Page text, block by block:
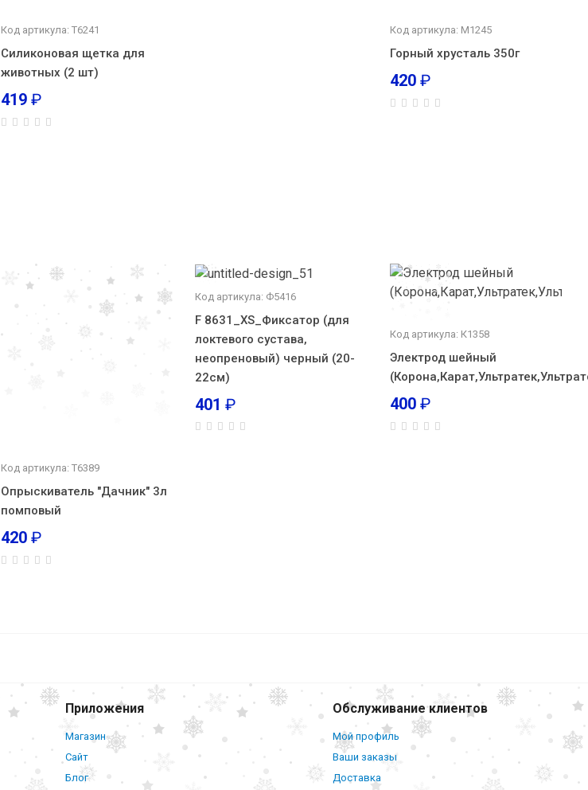
Код артикула: Т6241
Силиконовая щетка для
животных (2 шт)
419 ₽
Код артикула: М1245
Горный хрусталь 350г
420 ₽
Код артикула: Т6389
Опрыскиватель "Дачник" 3л
помповый
420 ₽
Код артикула: Ф5416
F 8631_XS_Фиксатор (для
локтевого сустава,
неопреновый) черный (20-
22см)
401 ₽
Код артикула: К1358
Электрод шейный
400 ₽
Приложения
Магазин
Сайт
Блог
Обслуживание клиентов
Мой профиль
Ваши заказы
Доставка